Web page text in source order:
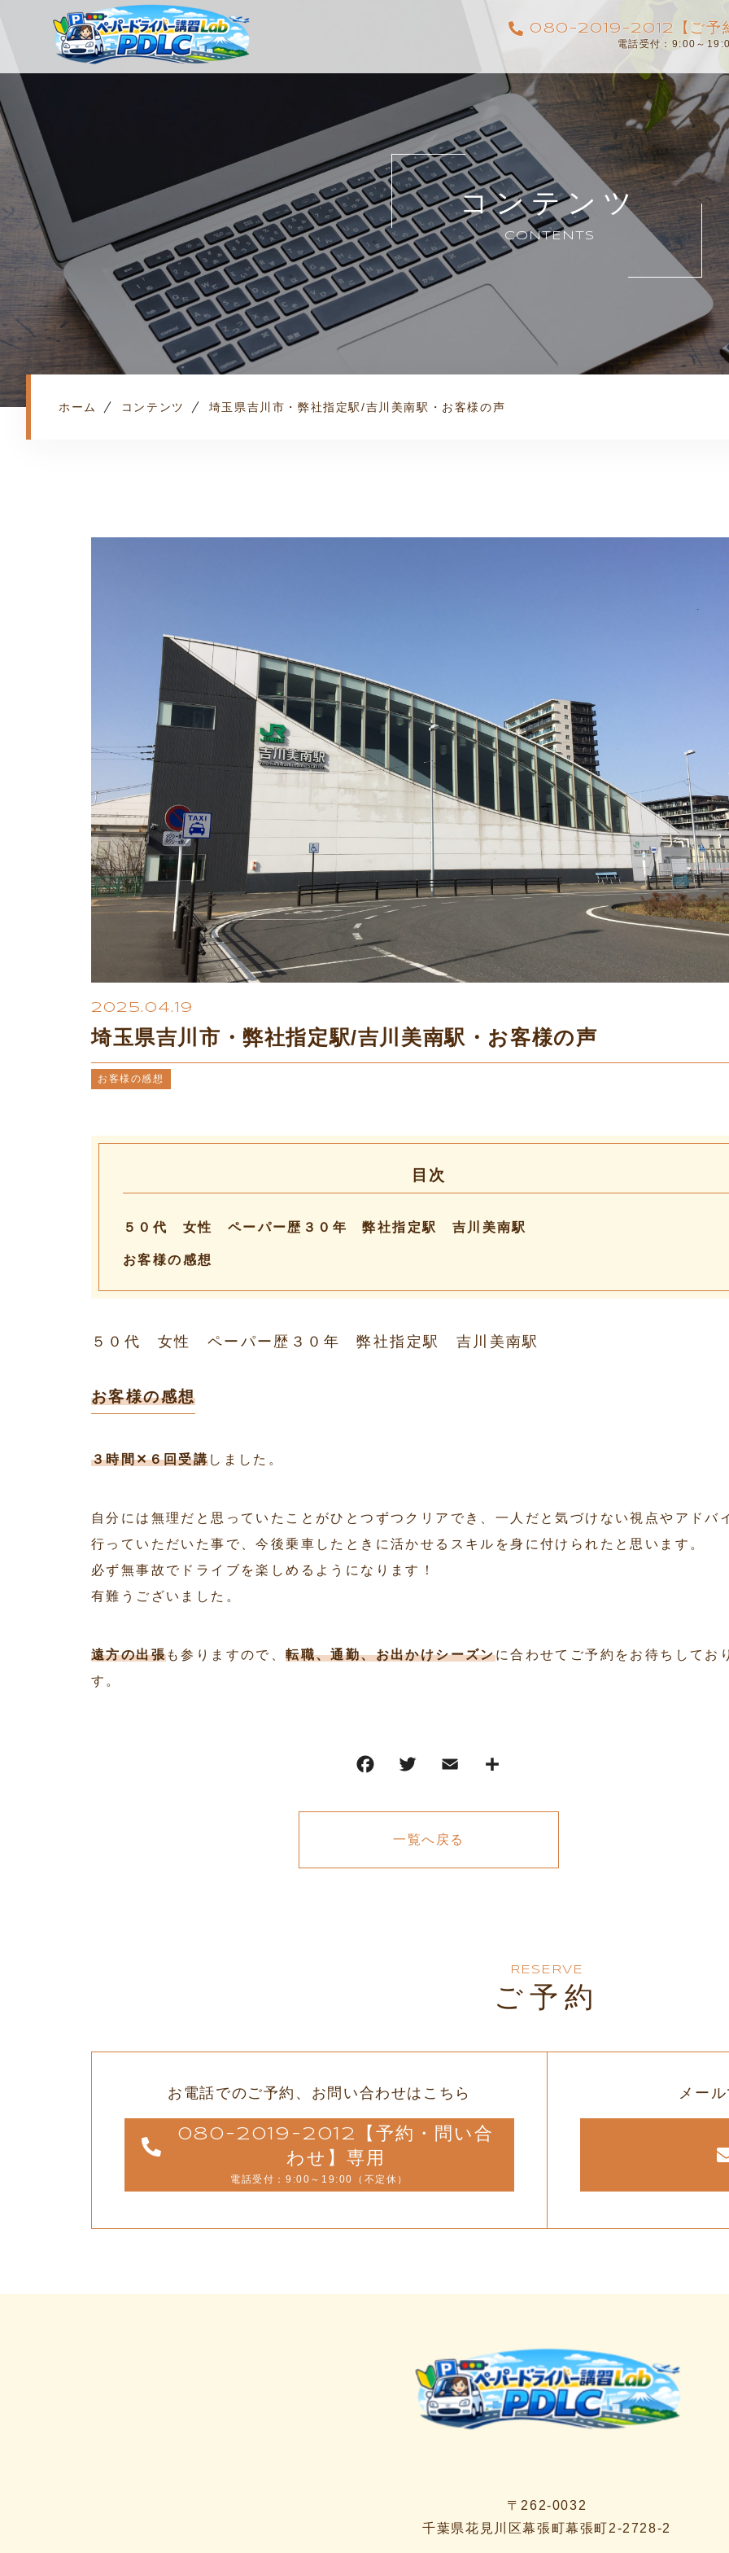
080-2019-2012【ご予約
電話受付：9:00～
コンテンツ
CONTENTS
ホーム コンテンツ 埼玉県吉川市・弊社指定駅/吉川美南駅・お客様の声
2025.04.19
埼玉県吉川市・弊社指定駅/吉川美南駅・お客様の声
お客様の感想
目次
５０代 女性 ペーパー歴３０年 弊社指定駅 吉川美南駅
お客様の感想
５０代 女性 ペーパー歴３０年 弊社指定駅 吉川美南駅
お客様の感想
３時間✕６回受講しました。
自分には無理だと思っていたことがひとつずつクリアでき、一人だと気づけない視点やアドバ
行っていただいた事で、今後乗車したときに活かせるスキルを身に付けられたと思います。
必ず無事故でドライブを楽しめるようになります！
有難うございました。
遠方の出張も参りますので、転職、通勤、お出かけシーズンに合わせてご予約をお待ちしてお
す。
一覧へ戻る
RESERVE
ご予約
お電話でのご予約、 お問い合わせはこちら
080-2019-2012【予約・問い合
わせ】専用
電話受付：9:00～19:00（不定休）
メー
〒262-0032
千葉県花見川区幕張町幕張町2-2728-2